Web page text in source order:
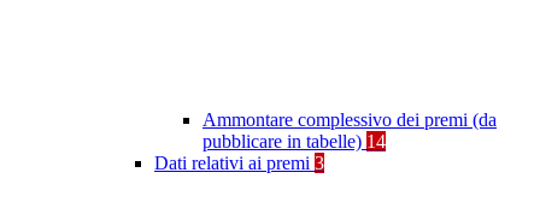
Ammontare complessivo dei premi (da
pubblicare in tabelle) 14
Dati relativi ai premi 3